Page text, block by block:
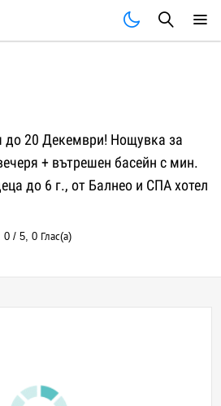
до 20 Декември! Нощувка за
+ вътрешен басейн с мин.
до 6 г., от Балнео и СПА хотел
0 /5,0 Глас(а)